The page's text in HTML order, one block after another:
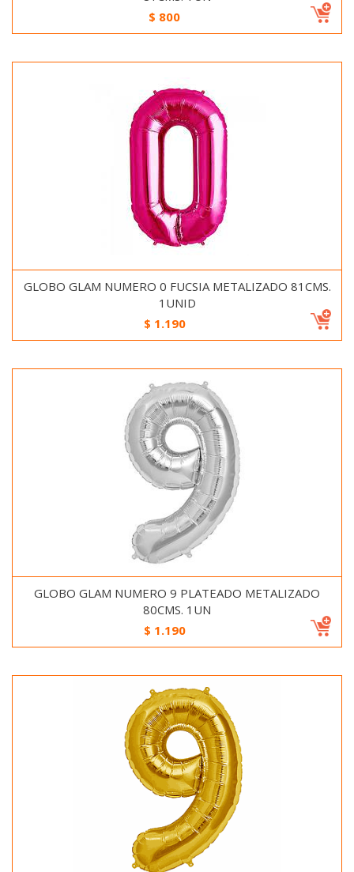
$ 800
GLOBO GLAM NUMERO 0 FUCSIA METALIZADO 81CMS.
1UNID
$ 1.190
GLOBO GLAM NUMERO 9 PLATEADO METALIZADO
80CMS. 1UN
$ 1.190